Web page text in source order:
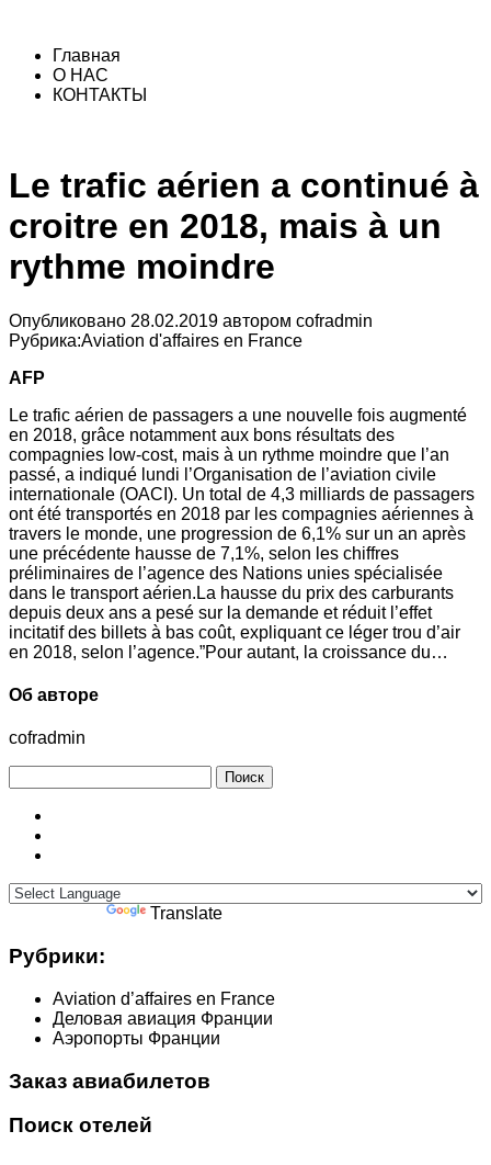
Главная
О НАС
КОНТАКТЫ
Le trafic aérien a continué à
croitre en 2018, mais à un
rythme moindre
Опубликовано 28.02.2019 автором cofradmin
Рубрика:Aviation d'affaires en France
AFP
Le trafic aérien de passagers a une nouvelle fois augmenté
en 2018, grâce notamment aux bons résultats des
compagnies low-cost, mais à un rythme moindre que l’an
passé, a indiqué lundi l’Organisation de l’aviation civile
internationale (OACI). Un total de 4,3 milliards de passagers
ont été transportés en 2018 par les compagnies aériennes à
travers le monde, une progression de 6,1% sur un an après
une précédente hausse de 7,1%, selon les chiffres
préliminaires de l’agence des Nations unies spécialisée
dans le transport aérien.La hausse du prix des carburants
depuis deux ans a pesé sur la demande et réduit l’effet
incitatif des billets à bas coût, expliquant ce léger trou d’air
en 2018, selon l’agence.”Pour autant, la croissance du…
Об авторе
cofradmin
Translate
Рубрики:
Aviation d’affaires en France
Деловая авиация Франции
Аэропорты Франции
Заказ авиабилетов
Поиск отелей